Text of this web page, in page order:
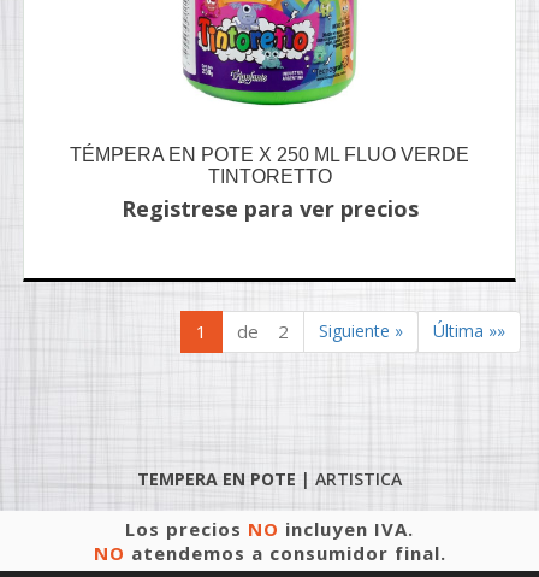
TÉMPERA EN POTE X 250 ML FLUO VERDE
TINTORETTO
Registrese para ver precios
1 de 2 Siguiente » Última »»
TEMPERA EN POTE | ARTISTICA
Los precios NO incluyen IVA.
NO atendemos a consumidor final.